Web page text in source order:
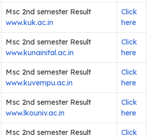
Msc 2nd semester Result
www.kuk.ac.in
Click
here
Msc 2nd semester Result
www.kunainital.ac.in
Click
here
Msc 2nd semester Result
www.kuvempu.ac.in
Click
here
Msc 2nd semester Result
www.lkouniv.ac.in
Click
here
Msc 2nd semester Result
Click